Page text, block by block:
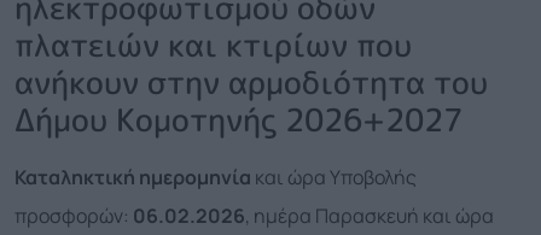
πλατειών και κτιρίων που
ανήκουν στην αρμοδιότητα του
Δήμου Κομοτηνής 2026+2027
Καταληκτική ημερομηνία και ώρα Υποβολής
προσφορών: 06.02.2026, ημέρα Παρασκευή και ώρα